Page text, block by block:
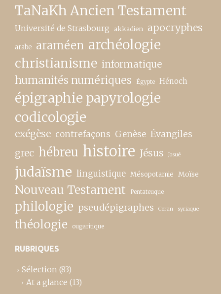
TaNaKh Ancien Testament
Université de Strasbourg akkadien apocryphes
arabe araméen archéologie
christianisme informatique
humanités numériques Égypte Hénoch
épigraphie papyrologie
codicologie
exégèse contrefaçons Genèse Évangiles
grec hébreu histoire Jésus Josué
judaïsme linguistique Mésopotamie Moïse
Nouveau Testament Pentateuque
philologie pseudépigraphes Coran syriaque
théologie ougaritique
RUBRIQUES
Sélection (83)
At a glance (13)